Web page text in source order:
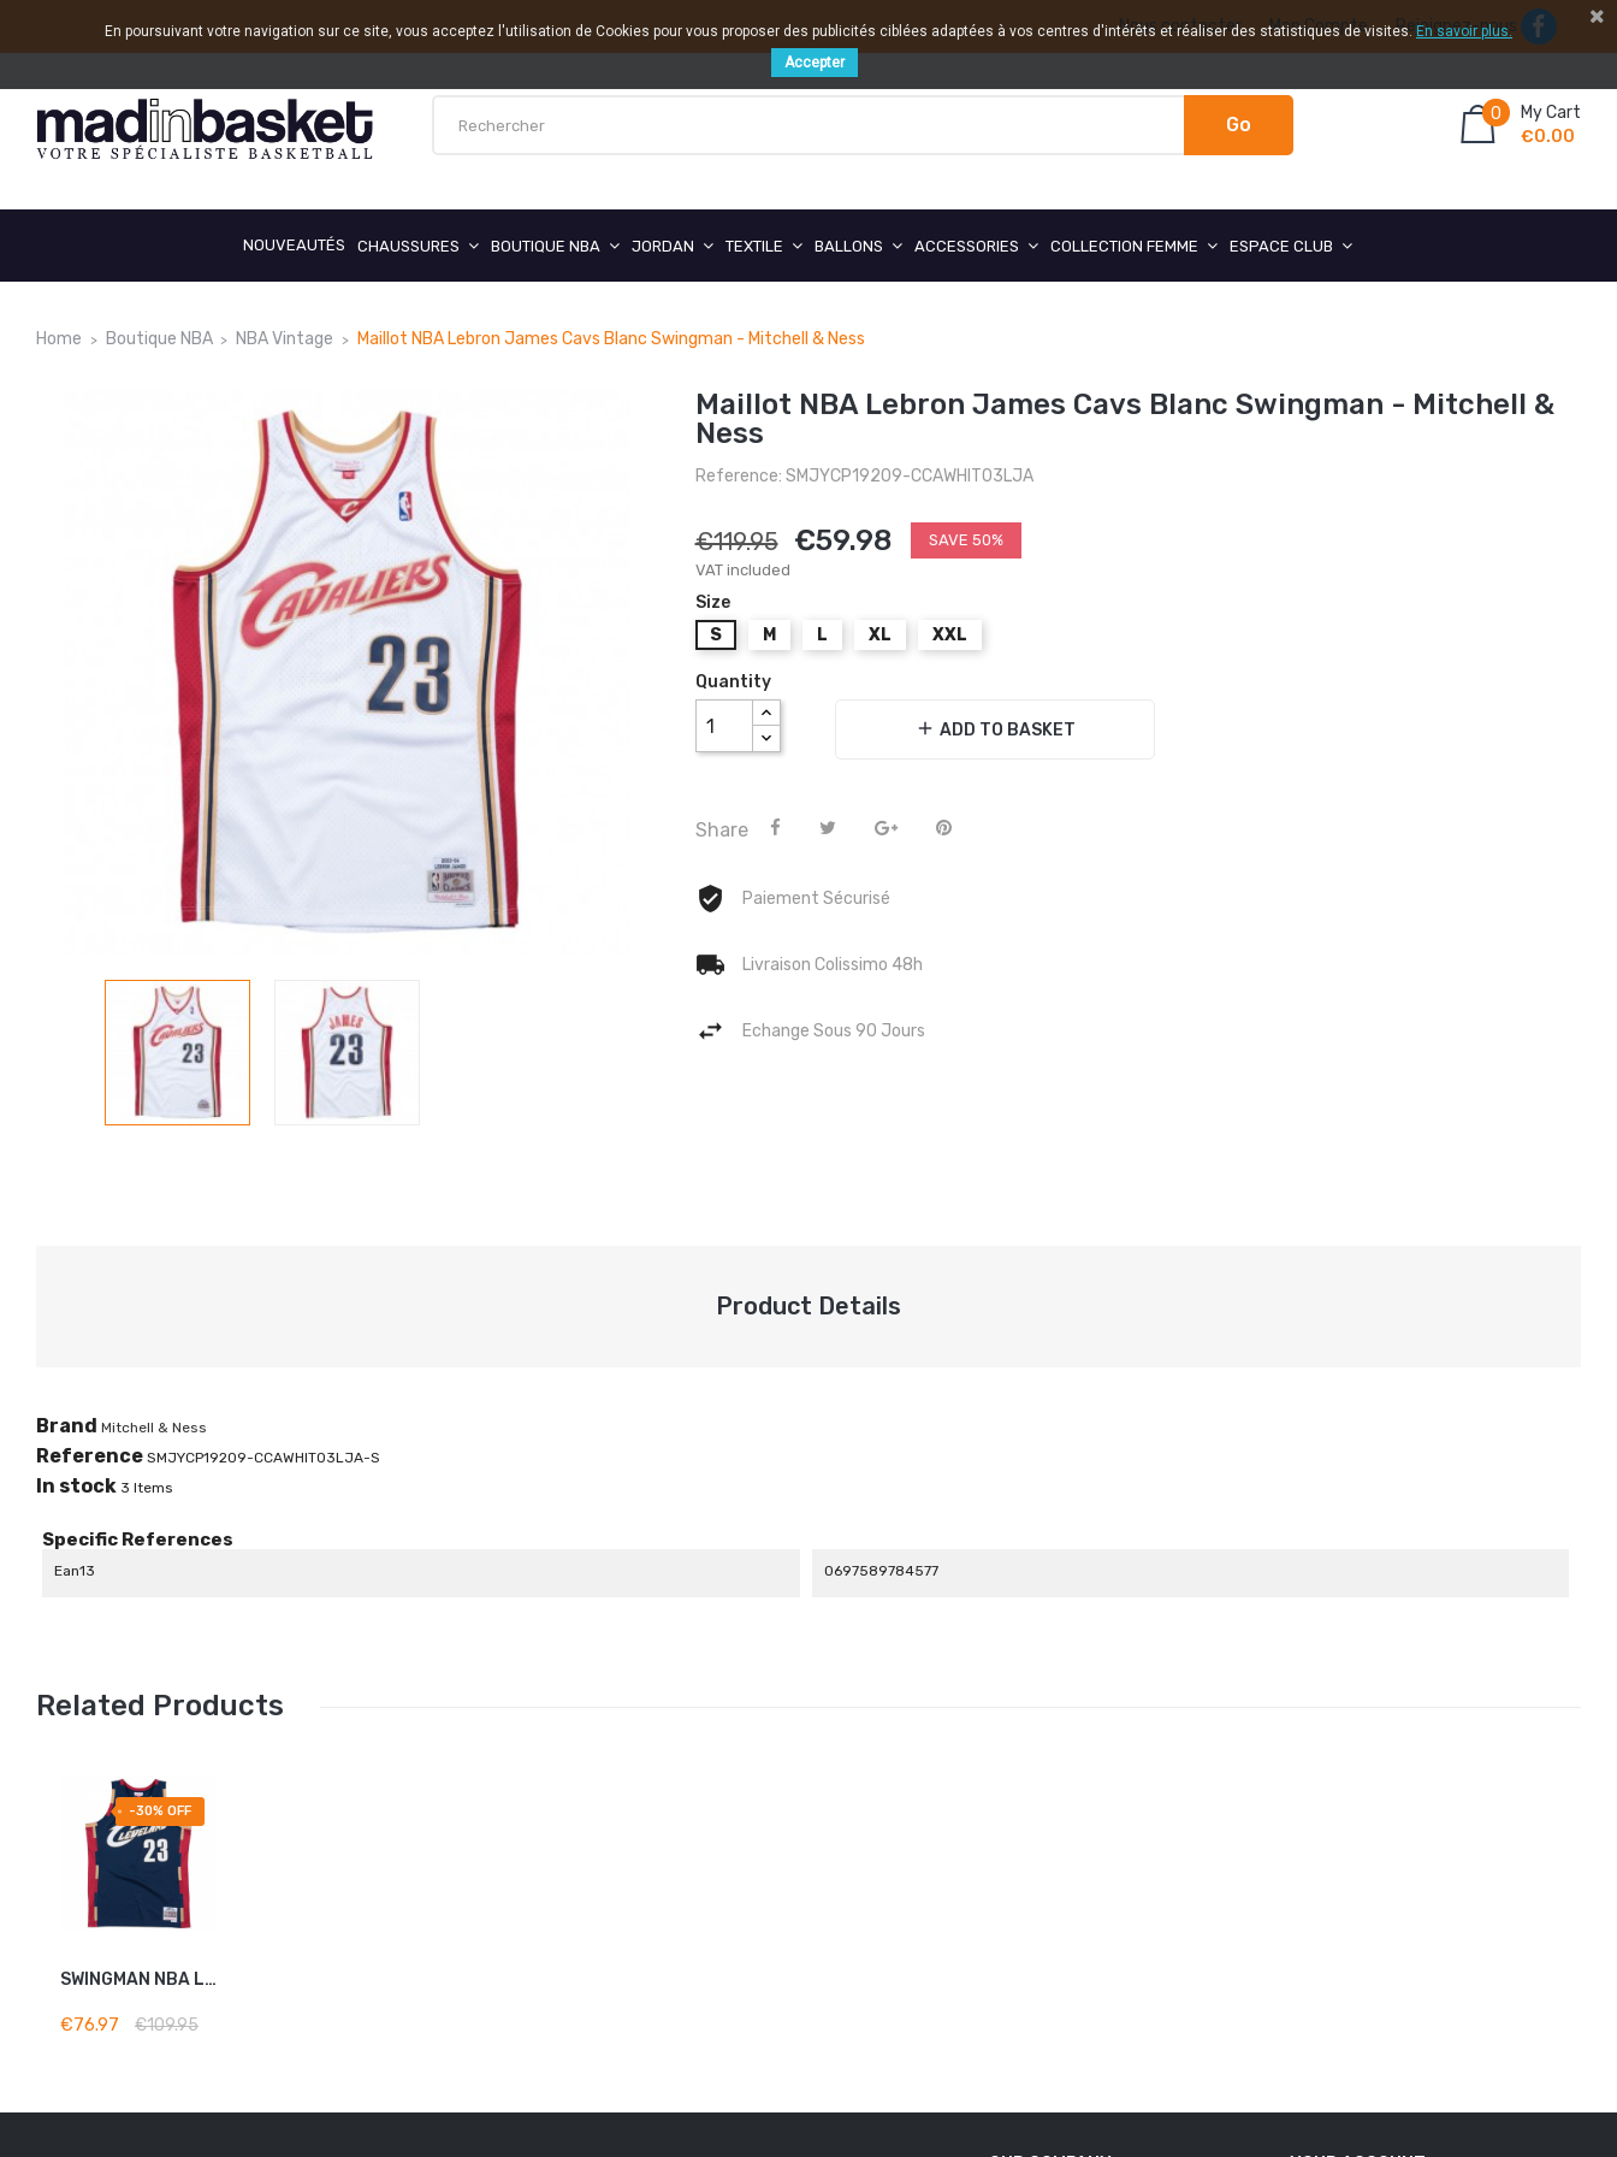
Nous contacter Mon Compte Rejoignez-nous
My Cart
0
€0.00
Go
NOUVEAUTÉS CHAUSSURES BOUTIQUE NBA JORDAN TEXTILE BALLONS ACCESSORIES COLLECTION FEMME ESPACE CLUB
Home Boutique NBA NBA Vintage Maillot NBA Lebron James Cavs Blanc Swingman - Mitchell & Ness
Maillot NBA Lebron James Cavs Blanc Swingman - Mitchell &
Ness
Reference: SMJYCP19209-CCAWHIT03LJA
€119.95 €59.98
SAVE 50%
VAT included
Size
S
M L XL XXL
Quantity
add ADD TO BASKET
Share
Paiement Sécurisé
Livraison Colissimo 48h
Echange Sous 90 Jours
Product Details
Brand Mitchell & Ness
Reference SMJYCP19209-CCAWHIT03LJA-S
In stock 3 Items
Specific References
Ean13 0697589784577
Related Products
-30% OFF
SWINGMAN NBA LEBRON JAMES...
€76.97 €109.95
BASKET
En poursuivant votre navigation sur ce site, vous acceptez l'utilisation de Cookies pour vous proposer des publicités ciblées adaptées à vos centres d'intérêts et réaliser des statistiques de visites.En savoir plus.
Accepter